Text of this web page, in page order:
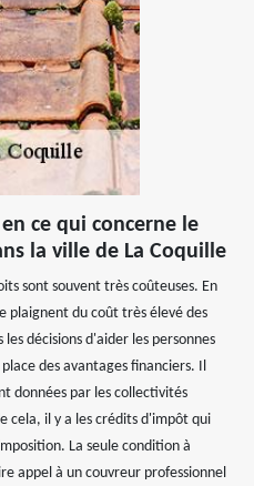
ce qui concerne le
la ville de La Coquille
sont souvent très coûteuses. En
plaignent du coût très élevé des
décisions d'aider les personnes
des avantages financiers. Il
données par les collectivités
cela, il y a les crédits d'impôt qui
La seule condition à
appel à un couvreur professionnel